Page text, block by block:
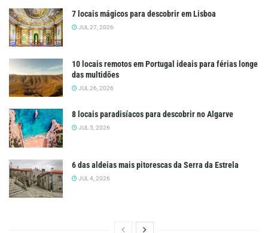
7 locais mágicos para descobrir em Lisboa
JUL 27, 2026
10 locais remotos em Portugal ideais para férias longe
das multidões
JUL 26, 2026
8 locais paradisíacos para descobrir no Algarve
JUL 5, 2026
6 das aldeias mais pitorescas da Serra da Estrela
JUL 4, 2026